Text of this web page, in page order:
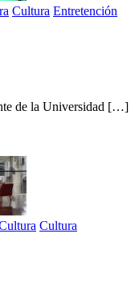
Cultura Entretención
de la Universidad […]
Cultura